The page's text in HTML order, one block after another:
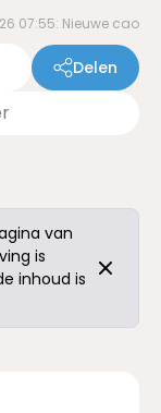
07:55: Nieuwe cao
Delen
van
is
inhoud is